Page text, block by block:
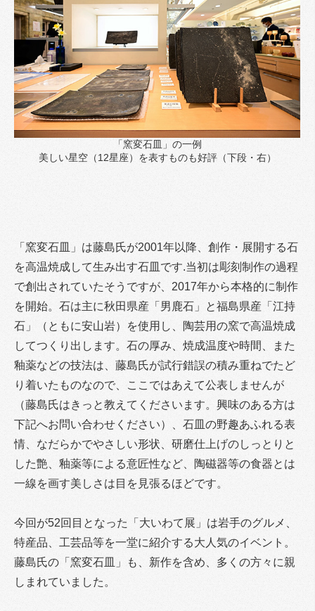
「窯変石皿」の一例
美しい星空（12星座）を表すものも好評（下段・右）
「窯変石皿」は藤島氏が2001年以降、創作・展開する石
を高温焼成して生み出す石皿です.当初は彫刻制作の過程
で創出されていたそうですが、2017年から本格的に制作
を開始。石は主に秋田県産「男鹿石」と福島県産「江持
石」（ともに安山岩）を使用し、陶芸用の窯で高温焼成
してつくり出します。石の厚み、焼成温度や時間、また
釉薬などの技法は、藤島氏が試行錯誤の積み重ねでたど
り着いたものなので、ここではあえて公表しませんが
（藤島氏はきっと教えてくださいます。興味のある方は
下記へお問い合わせください）、石皿の野趣あふれる表
情、なだらかでやさしい形状、研磨仕上げのしっとりと
した艶、釉薬等による意匠性など、陶磁器等の食器とは
一線を画す美しさは目を見張るほどです。
今回が52回目となった「大いわて展」は岩手のグルメ、
特産品、工芸品等を一堂に紹介する大人気のイベント。
藤島氏の「窯変石皿」も、新作を含め、多くの方々に親
しまれていました。